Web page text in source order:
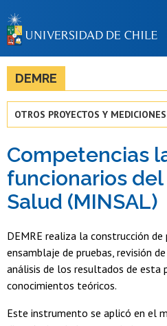
DEMRE
OTROS PROYECTOS Y MEDICIONES
Competencias
funcionarios
Salud (MINSAL)
DEMRE realiza la construcción
ensamblaje de pruebas, revisión
análisis de los resultados de esta
conocimientos teóricos.
Este instrumento se aplicó en el